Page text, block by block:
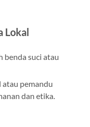
Lokal
benda suci atau
pemandu
dan etika.